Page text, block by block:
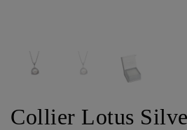
Collier Lotus